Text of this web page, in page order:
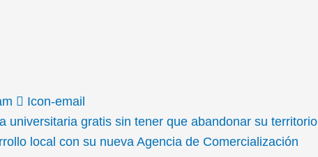
Icon-email
universitaria gratis sin tener que abandonar su territorio
local con su nueva Agencia de Comercialización